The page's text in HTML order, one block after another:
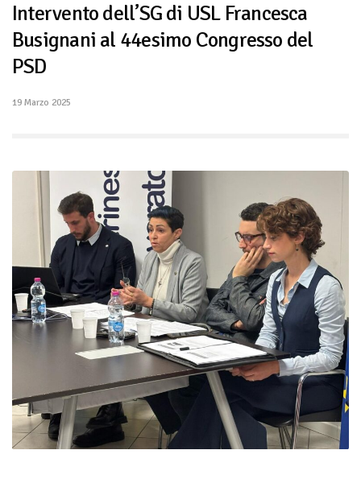
Intervento dell’SG di USL Francesca
Busignani al 44esimo Congresso del
PSD
19 Marzo 2025